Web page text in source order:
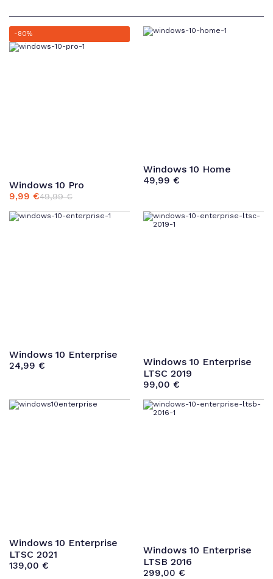
-80%
Windows 10 Pro
49,99€
Ursprünglicher
Preis
war:
9,99 €
Aktueller
Preis
ist:
Windows 10 Home
49,99€
Windows 10 Enterprise
24,99 €
Windows 10 Enterprise
LTSC 2019
99,00€
Windows 10 Enterprise
LTSC 2021
139,00 €
Windows 10 Enterprise
LTSB 2016
299,00€